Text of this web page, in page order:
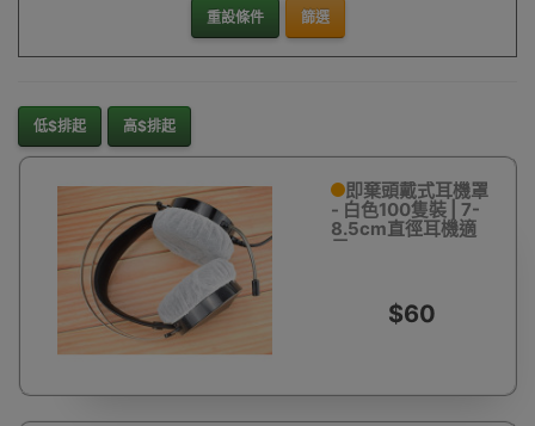
重設條件 篩選
低$排起 高$排起
即棄頭戴式耳機罩
- 白色100隻裝 | 7-
8.5cm直徑耳機適
用
$60